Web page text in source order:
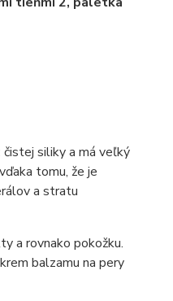
siliky a má veľký
tomu, že je
a stratu
a rovnako pokožku.
balzamu na pery